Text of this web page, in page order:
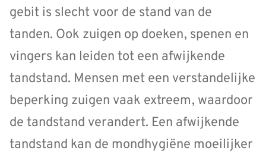
gebit is slecht voor de stand van de
tanden. Ook zuigen op doeken, spenen en
vingers kan leiden tot een afwijkende
tandstand. Mensen met een verstandelijke
beperking zuigen vaak extreem, waardoor
de tandstand verandert. Een afwijkende
tandstand kan de mondhygiëne moeilijker